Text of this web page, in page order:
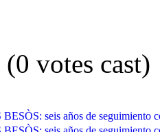
(0 votes cast)